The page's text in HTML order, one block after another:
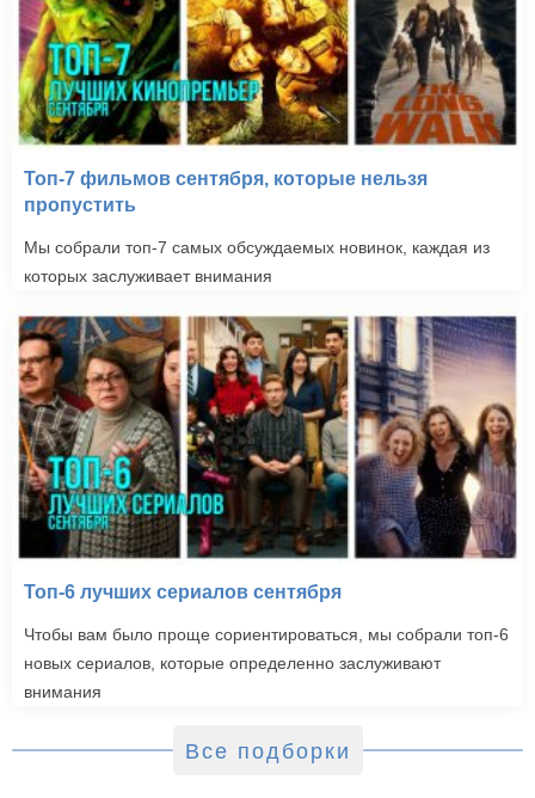
Топ-7 фильмов сентября, которые нельзя
пропустить
Мы собрали топ-7 самых обсуждаемых новинок, каждая из
которых заслуживает внимания
Топ-6 лучших сериалов сентября
Чтобы вам было проще сориентироваться, мы собрали топ-6
новых сериалов, которые определенно заслуживают
внимания
Все подборки